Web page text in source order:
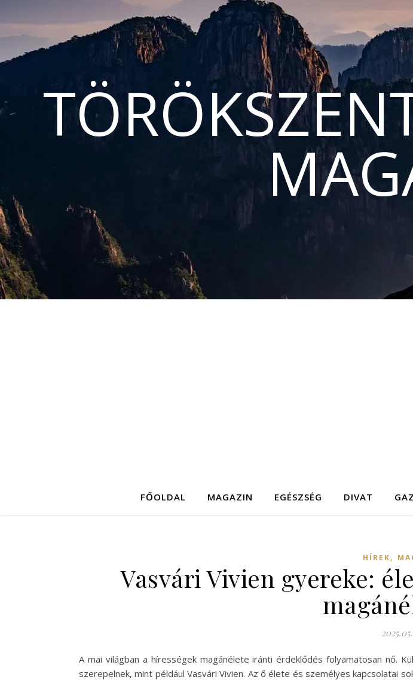
FŐOLDAL MAGAZIN EGÉSZSÉG DIVAT
HÍREK,
Vasvári Vivien gyereke:
A mai világban a hírességek magánélete iránti érdeklődés folyamatosan nő.
szerepelnek, mint például Vasvári Vivien. Az ő élete és személyes kapcsolatai